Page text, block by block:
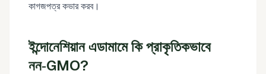
কাগজপত্র কভার করব।
ইন্দোনেশিয়ান এডামামে কি প্রাকৃতিকভাবে
নন‑GMO?